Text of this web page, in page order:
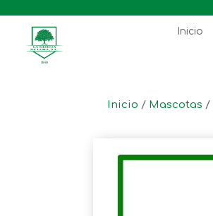
Inicio
Inicio / Mascotas /